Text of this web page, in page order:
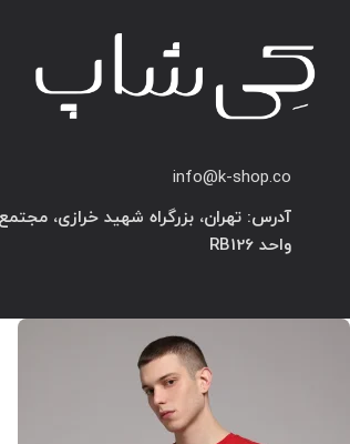
info@k-shop.co
واحد RB126